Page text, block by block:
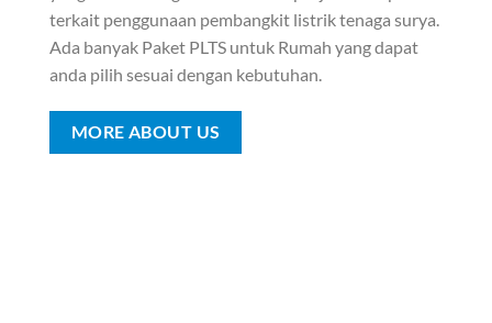
terkait penggunaan pembangkit listrik tenaga surya.
Ada banyak Paket PLTS untuk Rumah yang dapat
anda pilih sesuai dengan kebutuhan.
MORE ABOUT US